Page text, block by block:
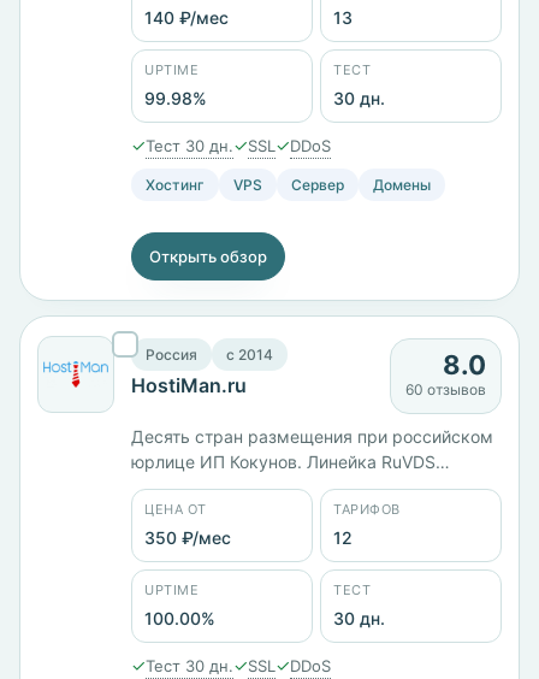
Тринадцать тарифов от 140 ₽/мес, VDS в
Молдове — от 428 ₽/мес за 2 ГБ памяти до
2213 ₽/мес за 6 ядер и 8 ГБ. Возврат
средств и 30 дней теста.
140 ₽/мес 13
UPTIME
99.98%
ТЕСТ
30 дн.
✓Тест 30 дн.✓SSL ✓DDoS
Хостинг VPS Сервер Домены
Открыть обзор
Россия c 2014
HostiMan.ru
8.0
60 отзывов
Десять стран размещения при российском
юрлице ИП Кокунов. Линейка RuVDS
считается по ядрам: 1 ядро и 1 ГБ памяти
стоят 416 ₽/мес, 3 ядра и 4 ГБ — 1666 ₽/
мес, 4 ядра и 8 ГБ — 2500 ₽/мес.
Двенадцать тарифов от 350 ₽/мес, панели
cPanel, HestiaCP и ISPmanager. Заявленный
uptime 100%, тест 30 дней.
ЦЕНА ОТ
350 ₽/мес
ТАРИФОВ
12
UPTIME
100.00%
ТЕСТ
30 дн.
✓Тест 30 дн.✓SSL ✓DDoS